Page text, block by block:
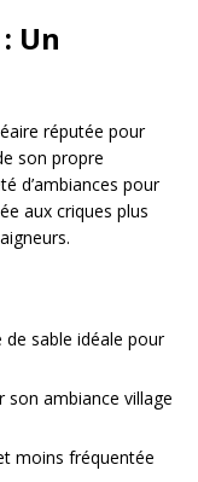
Un
réputée pour
son propre
d’ambiances pour
aux criques plus
de sable idéale pour
son ambiance village
moins fréquentée